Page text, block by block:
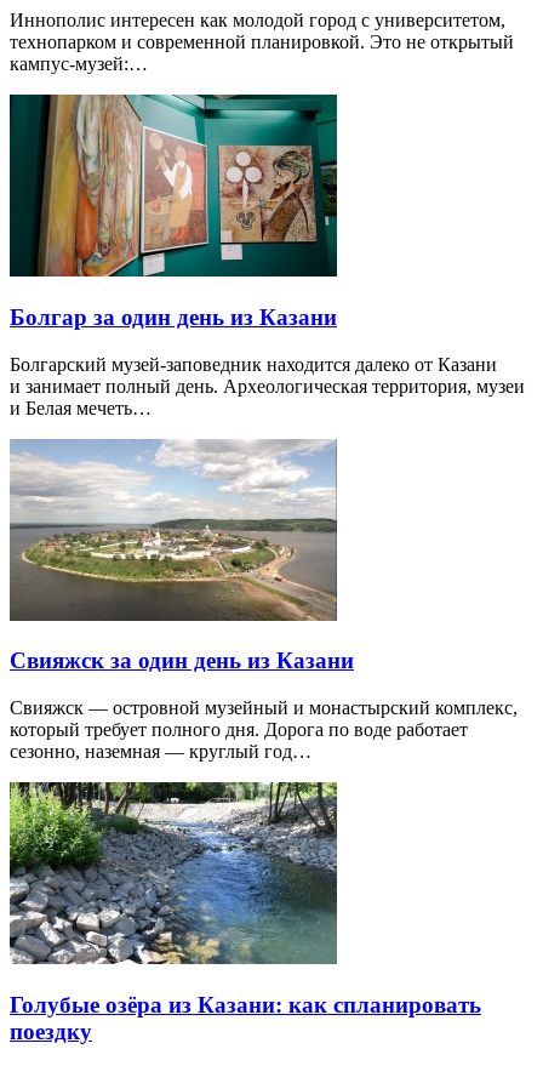
Иннополис интересен как молодой город с университетом,
технопарком и современной планировкой. Это не открытый
кампус-музей:…
Болгар за один день из Казани
Болгарский музей-заповедник находится далеко от Казани
и занимает полный день. Археологическая территория, музеи
и Белая мечеть…
Свияжск за один день из Казани
Свияжск — островной музейный и монастырский комплекс,
который требует полного дня. Дорога по воде работает
сезонно, наземная — круглый год…
Голубые озёра из Казани: как спланировать
поездку